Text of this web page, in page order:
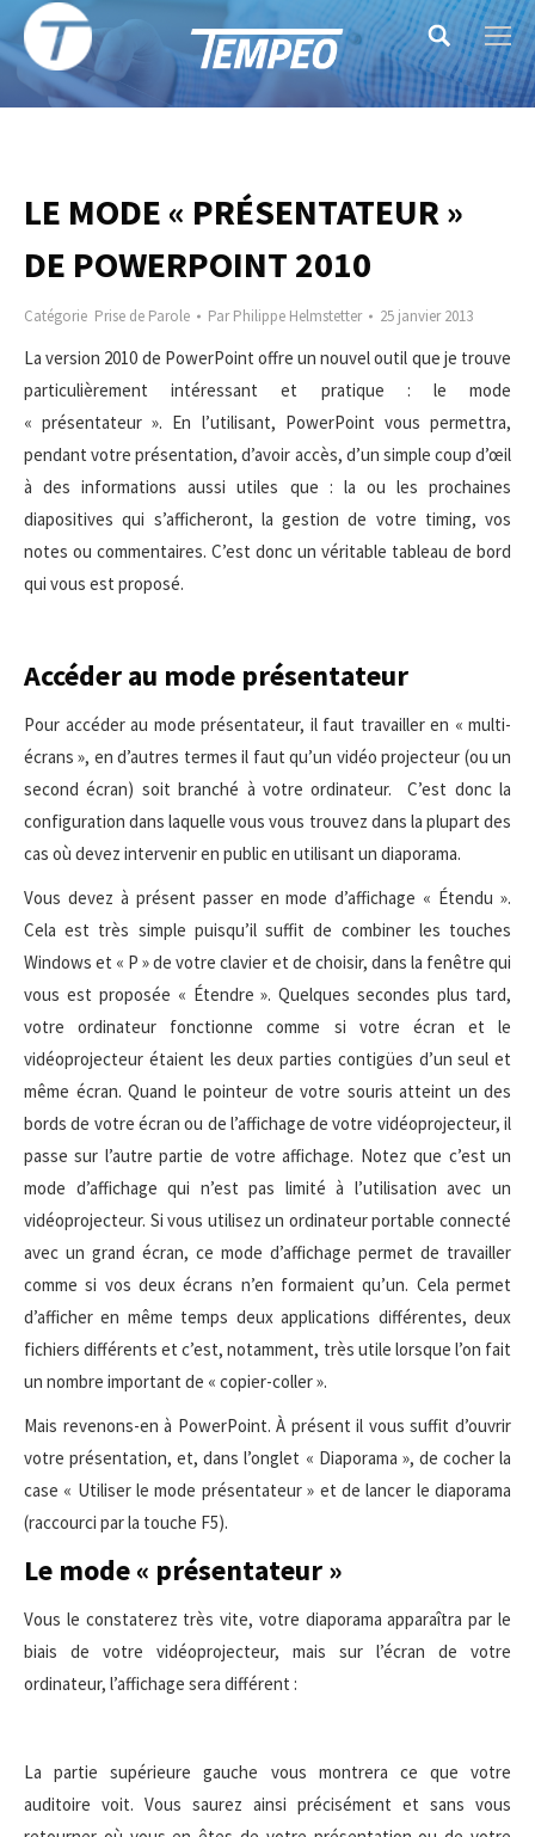
Search:
LE MODE « PRÉSENTATEUR »
DE POWERPOINT 2010
Catégorie Prise de Parole ParPhilippe Helmstetter 25 janvier 2013
La version 2010 de PowerPoint offre un nouvel outil que je trouve
particulièrement intéressant et pratique : le mode
« présentateur ». En l’utilisant, PowerPoint vous permettra,
pendant votre présentation, d’avoir accès, d’un simple coup d’œil
à des informations aussi utiles que : la ou les prochaines
diapositives qui s’afficheront, la gestion de votre timing, vos
notes ou commentaires. C’est donc un véritable tableau de bord
qui vous est proposé.
Accéder au mode présentateur
Pour accéder au mode présentateur, il faut travailler en « multi-
écrans », en d’autres termes il faut qu’un vidéo projecteur (ou un
second écran) soit branché à votre ordinateur. C’est donc la
configuration dans laquelle vous vous trouvez dans la plupart des
cas où devez intervenir en public en utilisant un diaporama.
Vous devez à présent passer en mode d’affichage « Étendu ».
Cela est très simple puisqu’il suffit de combiner les touches
Windows et « P » de votre clavier et de choisir, dans la fenêtre qui
vous est proposée « Étendre ». Quelques secondes plus tard,
votre ordinateur fonctionne comme si votre écran et le
vidéoprojecteur étaient les deux parties contigües d’un seul et
même écran. Quand le pointeur de votre souris atteint un des
bords de votre écran ou de l’affichage de votre vidéoprojecteur, il
passe sur l’autre partie de votre affichage. Notez que c’est un
mode d’affichage qui n’est pas limité à l’utilisation avec un
vidéoprojecteur. Si vous utilisez un ordinateur portable connecté
avec un grand écran, ce mode d’affichage permet de travailler
comme si vos deux écrans n’en formaient qu’un. Cela permet
d’afficher en même temps deux applications différentes, deux
fichiers différents et c’est, notamment, très utile lorsque l’on fait
un nombre important de « copier-coller ».
Mais revenons-en à PowerPoint. À présent il vous suffit d’ouvrir
votre présentation, et, dans l’onglet « Diaporama », de cocher la
case « Utiliser le mode présentateur » et de lancer le diaporama
(raccourci par la touche F5).
Le mode « présentateur »
Vous le constaterez très vite, votre diaporama apparaîtra par le
biais de votre vidéoprojecteur, mais sur l’écran de votre
ordinateur, l’affichage sera différent :
La partie supérieure gauche vous montrera ce que votre
auditoire voit. Vous saurez ainsi précisément et sans vous